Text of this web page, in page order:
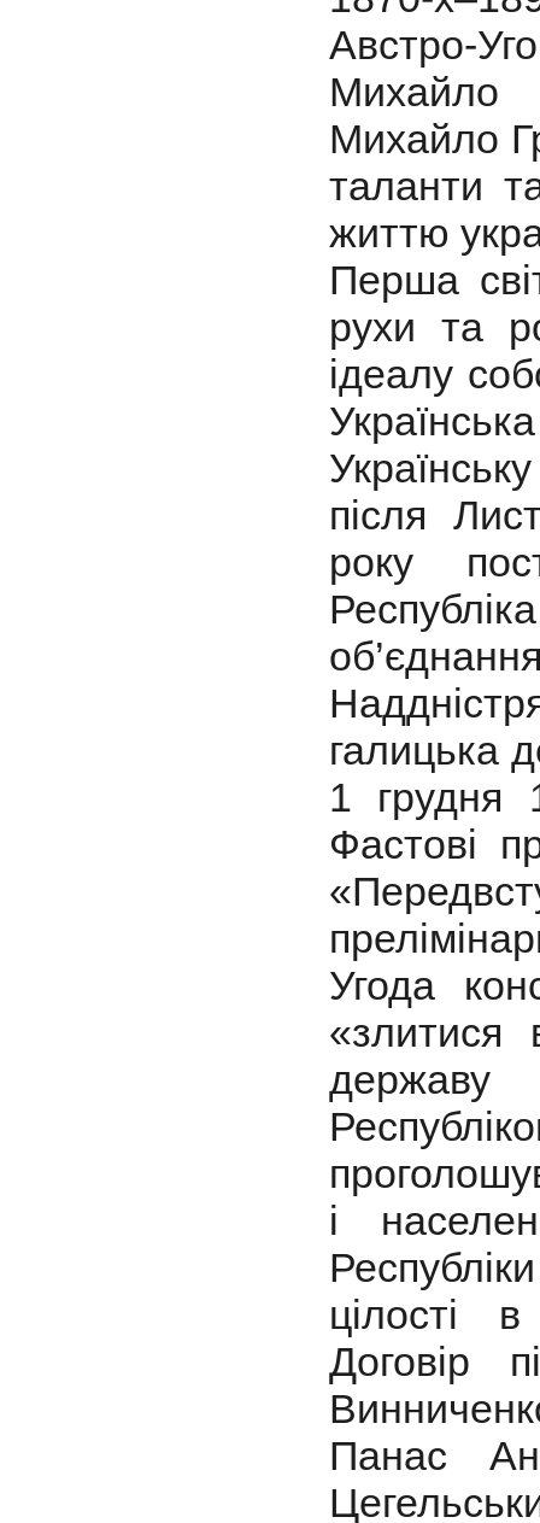
Австро-
Михайло
Михайло
таланти
життю
Перша
рухи та
ідеалу
після
року
галицька
1 грудня
Фастові
Угода
«злитися
і
цілості
Договір
Панас